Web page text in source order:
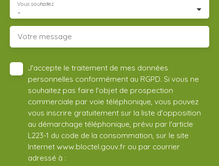
-
Vous souhaitez
Votre message
J'accepte le traitement de mes données
personnelles conformément au RGPD. Si vous ne
souhaitez pas faire l'objet de prospection
commerciale par voie téléphonique, vous pouvez
vous inscrire gratuitement sur la liste d'opposition
au démarchage téléphonique, prévu par l'article
L223-1 du code de la consommation, sur le site
Internet www.bloctel.gouv.fr ou par courrier
adressé à :